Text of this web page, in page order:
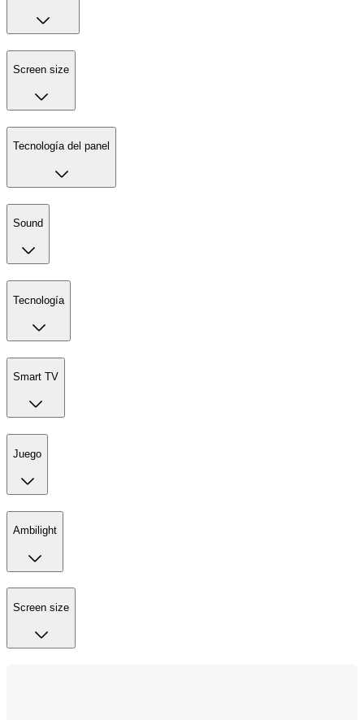
Screen size
Tecnología del panel
Sound
Tecnología
Smart TV
Juego
Ambilight
Screen size